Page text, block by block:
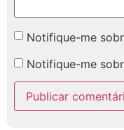
Notifique-me
Notifique-me